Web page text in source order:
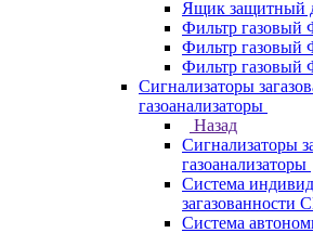
Ящик защитный
Фильтр газовый
Фильтр газовый
Фильтр газовый
Сигнализаторы
газоанализаторы
Назад
Сигнализаторы
газоанализаторы
Система
загазованности
Система